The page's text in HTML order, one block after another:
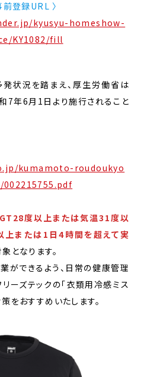
前登録URL 〉
kyusyu-homeshow-
KY1082/fill
状況を踏まえ、厚生労働省は
7年6月1日より施行されること
kumamoto-roudoukyo
度以上または気温31度以
上または1日4時間を超えて実
となります。
ができるよう、日常の健康管理
ーズテックの「衣類用冷感ミス
をおすすめいたします。